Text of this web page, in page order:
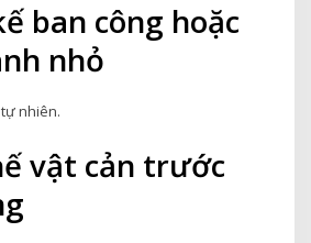
ban công hoặc
nhỏ
nhiên.
vật cản trước